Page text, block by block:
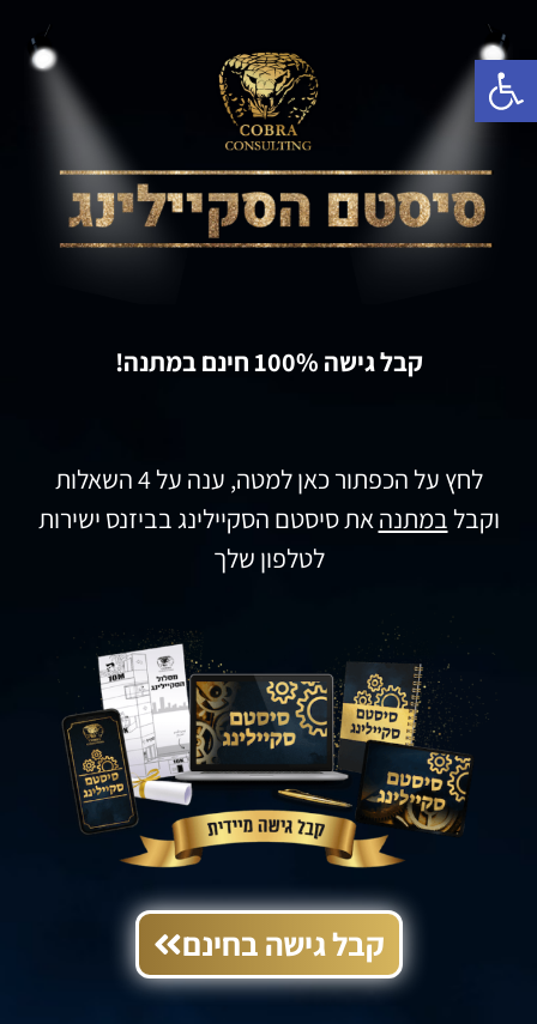
פתח סרגל נגישות
קבל גישה 100% חינם במתנה!
לחץ על הכפתור כאן למטה, ענה על 4 השאלות
וקבלבמתנהאת סיסטם הסקיילינג בביזנס ישירות
לטלפון שלך
קבל גישה בחינם